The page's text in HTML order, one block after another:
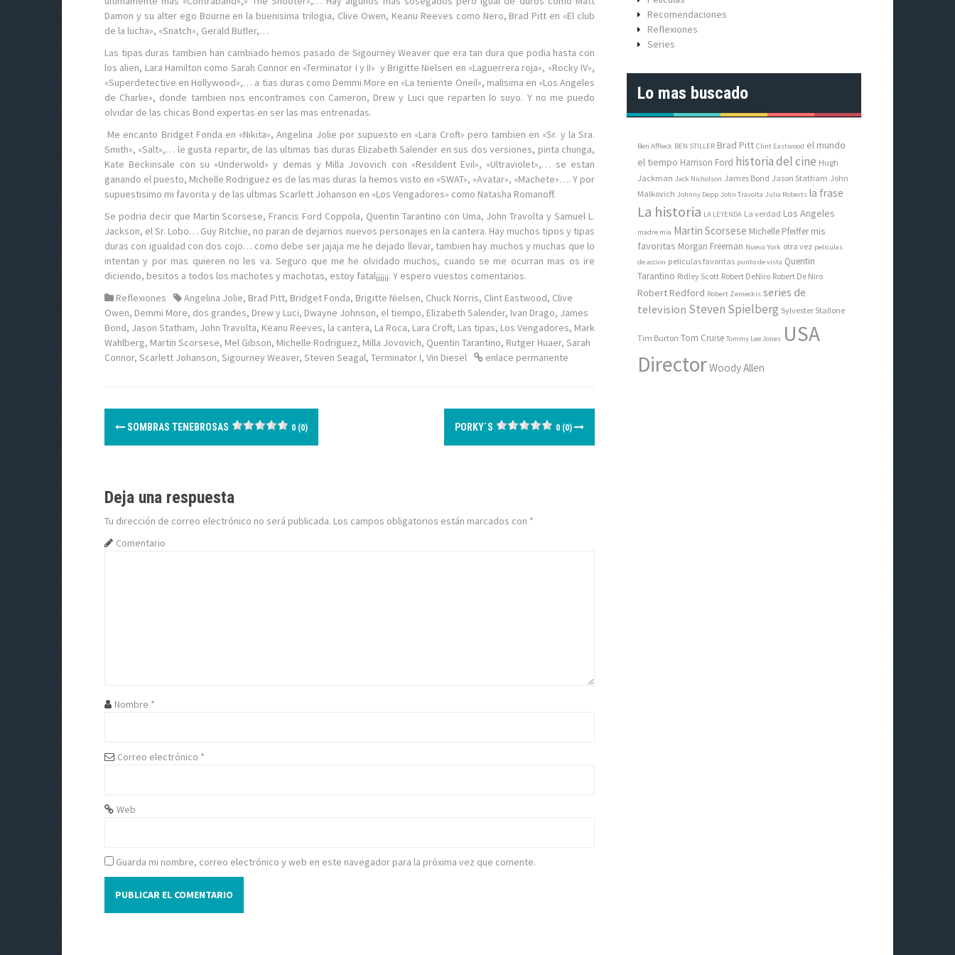
Damon y su alter ego Bourne en la buenisima trilogia, Clive Owen, Keanu Reeves como Nero, Brad Pitt en «El club
de la lucha», «Snatch», Gerald Butler,…
Las tipas duras tambien han cambiado hemos pasado de Sigourney Weaver que era tan dura que podia hasta con
los alien, Lara Hamilton como Sarah Connor en «Terminator I y II» y Brigitte Nielsen en «Laguerrera roja», «Rocky IV»,
«Superdetective en Hollywood»,… a tias duras como Demmi More en «La teniente Oneil», malisima en «Los Angeles
de Charlie», donde tambien nos encontramos con Cameron, Drew y Luci que reparten lo suyo. Y no me puedo
olvidar de las chicas Bond expertas en ser las mas entrenadas.
Me encanto Bridget Fonda en «Nikita», Angelina Jolie por supuesto en «Lara Croft» pero tambien en «Sr. y la Sra.
Smith», «Salt»,… le gusta repartir, de las ultimas tias duras Elizabeth Salender en sus dos versiones, pinta chunga,
Kate Beckinsale con su «Underwold» y demas y Milla Jovovich con «Resildent Evil», «Ultraviolet»,… se estan
ganando el puesto, Michelle Rodriguez es de las mas duras la hemos visto en «SWAT», «Avatar», «Machete»…. Y por
supuestisimo mi favorita y de las ultimas Scarlett Johanson en «Los Vengadores» como Natasha Romanoff.
Se podria decir que Martin Scorsese, Francis Ford Coppola, Quentin Tarantino con Uma, John Travolta y Samuel L.
Jackson, el Sr. Lobo… Guy Ritchie, no paran de dejarnos nuevos personajes en la cantera. Hay muchos tipos y tipas
duras con igualdad con dos cojo… como debe ser jajaja me he dejado llevar, tambien hay muchos y muchas que lo
intentan y por mas quieren no les va. Seguro que me he olvidado muchos, cuando se me ocurran mas os ire
diciendo, besitos a todos los machotes y machotas, estoy fatal¡¡¡¡¡¡. Y espero vuestos comentarios.
Reflexiones
Angelina Jolie, Brad Pitt, Bridget Fonda, Brigitte Nielsen, Chuck Norris, Clint Eastwood, Clive
Owen, Demmi More, dos grandes, Drew y Luci, Dwayne Johnson, el tiempo, Elizabeth Salender, Ivan Drago, James
Bond, Jason Statham, John Travolta, Keanu Reeves, la cantera, La Roca, Lara Croft, Las tipas, Los Vengadores, Mark
Wahlberg, Martin Scorsese, Mel Gibson, Michelle Rodriguez, Milla Jovovich, Quentin Tarantino, Rutger Huaer, Sarah
Connor, Scarlett Johanson, Sigourney Weaver, Steven Seagal, Terminator I, Vin Diesel enlace permanente
N
a
e
g
d
e
t
a
d
a
SOMBRAS TENEBROSAS 0 (0) PORKY´S 0 (0)
Deja una respuesta
Tu dirección de correo electrónico no será publicada. Los campos obligatorios están marcados con *
Comentario
Nombre *
Correo electrónico *
Web
Guarda mi nombre, correo electrónico y web en este navegador para la próxima vez que comente.
Recomendaciones
Reflexiones
Series
Lo mas buscado
Ben Affleck BEN STILLER Brad Pitt Clint Eastwood el mundo
el tiempo Harrison Ford historia del cine Hugh
Jackman Jack Nicholson James Bond Jason Statham John
Malkovich Johnny Depp John Travolta Julia Roberts la frase
La historia LA LEYENDA La verdad Los Angeles
madre mia Martin Scorsese Michelle Pfeiffer mis
favoritas Morgan Freeman Nueva York otra vez peliculas
de accion peliculas favoritas punto de vista Quentin
Tarantino Ridley Scott Robert DeNiro Robert De Niro
Robert Redford Robert Zemeckis series de
television Steven Spielberg Sylvester Stallone
Tim Burton Tom Cruise Tommy Lee Jones USA
DirectorWoody Allen